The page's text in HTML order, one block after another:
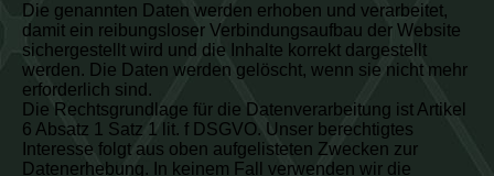
Die genannten Daten werden erhoben und verarbeitet,
damit ein reibungsloser Verbindungsaufbau der Website
sichergestellt wird und die Inhalte korrekt dargestellt
werden. Die Daten werden gelöscht, wenn sie nicht mehr
erforderlich sind.
Die Rechtsgrundlage für die Datenverarbeitung ist Artikel
6 Absatz 1 Satz 1 lit. f DSGVO. Unser berechtigtes
Interesse folgt aus oben aufgelisteten Zwecken zur
Datenerhebung. In keinem Fall verwenden wir die